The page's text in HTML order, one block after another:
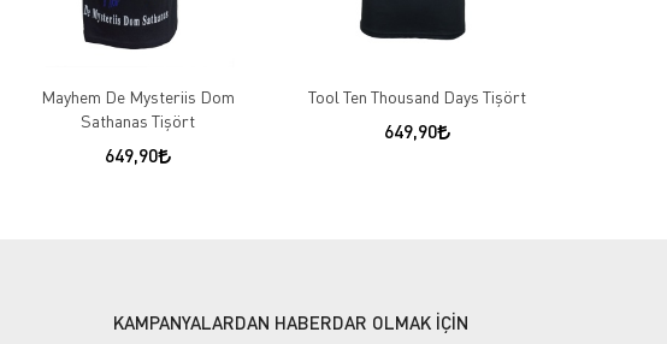
Mayhem De Mysteriis Dom
Sathanas Tişört
649,90
Tool Ten Thousand Days Tişört
649,90
KAMPANYALARDAN HABERDAR OLMAK İÇİN